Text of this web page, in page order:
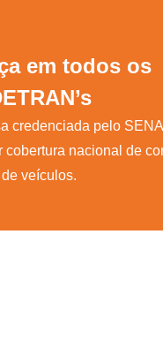
em todos os
credenciada pelo
cobertura nacional de
de veículos.